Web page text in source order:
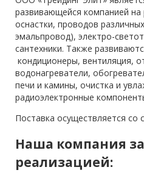
развивающейся компанией на
оснастки, проводов
эмальпровод), электро-
сантехники. Также
кондиционеры, вентиляция,
водонагреватели,
печи и камины, очистка и
радиоэлектронные
Поставка осуществляется со
Наша компания
реализацией: